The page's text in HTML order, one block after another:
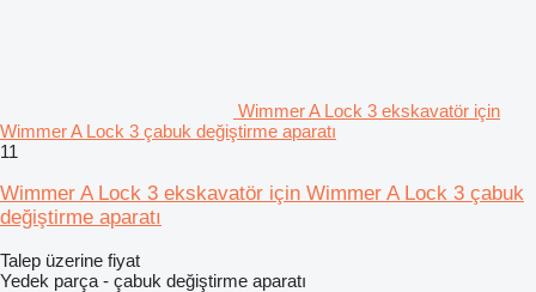
Wimmer A Lock 3 ekskavatör için
Wimmer A Lock 3 çabuk değiştirme aparatı
11
Wimmer A Lock 3 ekskavatör için Wimmer A Lock 3 çabuk
değiştirme aparatı
Talep üzerine fiyat
Yedek parça - çabuk değiştirme aparatı